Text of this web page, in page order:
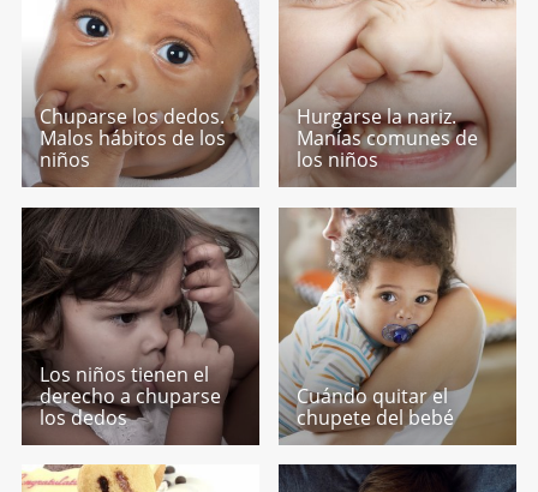
Chuparse los dedos.
Malos hábitos de los
niños
Hurgarse la nariz.
Manías comunes de
los niños
Los niños tienen el
derecho a chuparse
los dedos
Cuándo quitar el
chupete del bebé